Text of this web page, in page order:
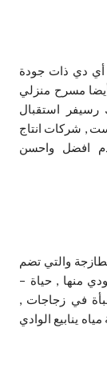
أي دي ذات جودة
مسرح منزلي
استقبال
, شركات انتاج
افضل واحسن
والتي تضم
منها , حياة –
في زجاجات ,
ينابيع الوادي